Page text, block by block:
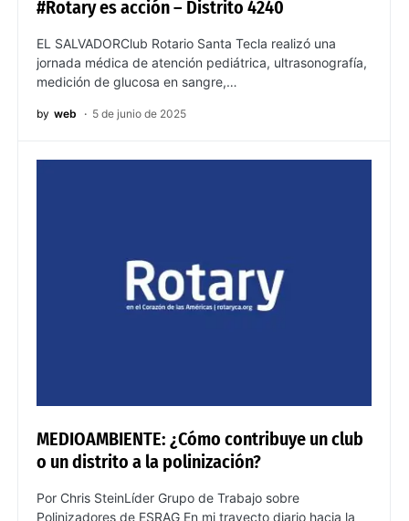
#Rotary es acción – Distrito 4240
EL SALVADORClub Rotario Santa Tecla realizó una
jornada médica de atención pediátrica, ultrasonografía,
medición de glucosa en sangre,…
by web 5 de junio de 2025
MEDIOAMBIENTE: ¿Cómo contribuye un club
o un distrito a la polinización?
Por Chris SteinLíder Grupo de Trabajo sobre
Polinizadores de ESRAG En mi trayecto diario hacia la